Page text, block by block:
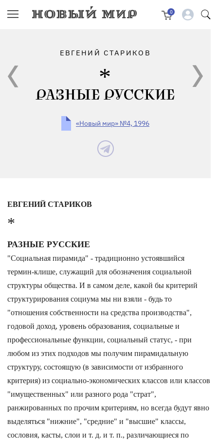
0
ЕВГЕНИЙ СТАРИКОВ
РАЗНЫЕ РУССКИЕ
«Новый мир» №4, 1996
ЕВГЕНИЙ СТАРИКОВ
*
РАЗНЫЕ РУССКИЕ
"Социальная пирамида" - традиционно устоявшийся
термин-клише, служащий для обозначения социальной
структуры общества. И в самом деле, какой бы критерий
структурирования социума мы ни взяли - будь то
"отношения собственности на средства производства",
годовой доход, уровень образования, социальные и
профессиональные функции, социальный статус, - при
любом из этих подходов мы получим пирамидальную
структуру, состоящую (в зависимости от избранного
критерия) из социально-экономических классов или классов
"имущественных" или разного рода "страт",
ранжированных по прочим критериям, но всегда будут явно
выделяться "нижние", "средние" и "высшие" классы,
сословия, касты, слои и т. д. и т. п., различающиеся по